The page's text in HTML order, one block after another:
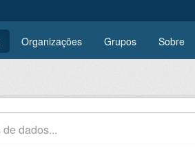
Organizações Grupos Sobre